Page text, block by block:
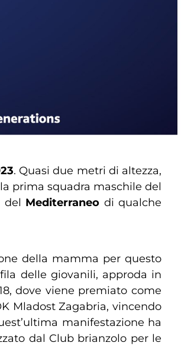
. Quasi due metri di altezza,
prima squadra maschile del
del Mediterraneo di qualche
della mamma per questo
delle giovanili, approda in
dove viene premiato come
Mladost Zagabria, vincendo
manifestazione ha
dal Club brianzolo per le